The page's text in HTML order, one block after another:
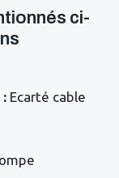
ci-
: Ecarté cable